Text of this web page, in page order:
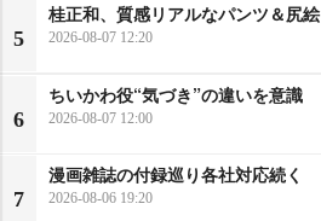
5
桂正和、質感リアルなパンツ＆尻絵
2026-08-07 12:20
6
ちいかわ役“気づき”の違いを意識
2026-08-07 12:00
7
漫画雑誌の付録巡り各社対応続く
2026-08-06 19:20